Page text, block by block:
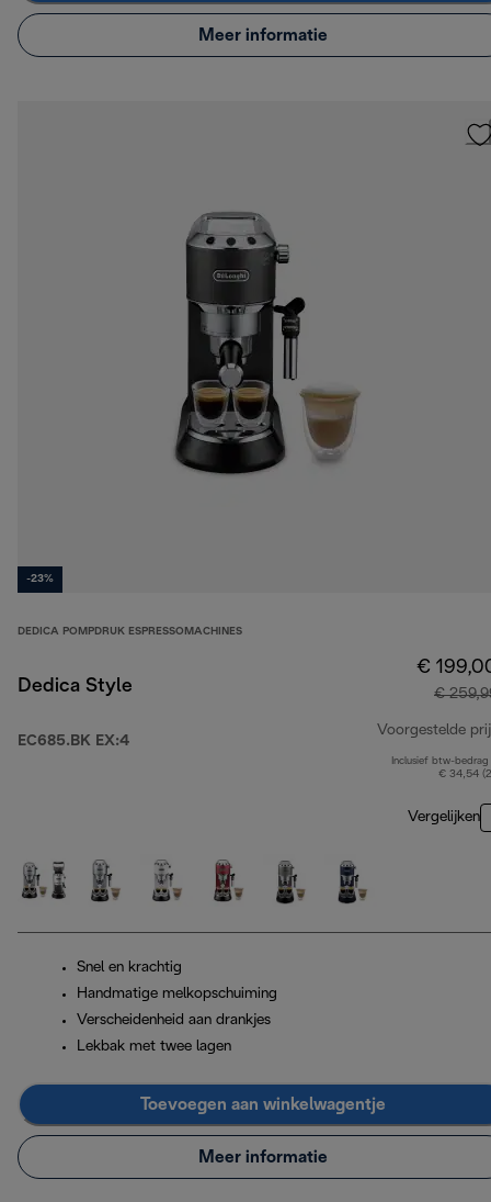
Meer informatie
-23%
DEDICA POMPDRUK ESPRESSOMACHINES
Dedica Style
EC685.BK EX:4
€
€
Voorgestelde
Inclusief btw-bedrag
€ 34,54
Vergelijken
Snel en krachtig
Handmatige melkopschuiming
Verscheidenheid aan drankjes
Lekbak met twee lagen
Toevoegen aan winkelwagentje
Meer informatie